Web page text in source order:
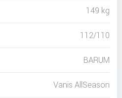
149 kg
112/110
BARUM
Vanis AllSeason